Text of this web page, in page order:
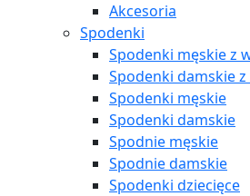
Akcesoria
Spodenki
Spodenki męskie z
Spodenki damskie z
Spodenki męskie
Spodenki damskie
Spodnie męskie
Spodnie damskie
Spodenki dziecięce